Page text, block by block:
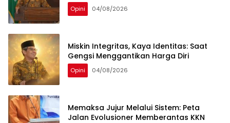
Opini 04/08/2026
Miskin Integritas, Kaya Identitas: Saat
Gengsi Menggantikan Harga Diri
Opini 04/08/2026
Memaksa Jujur Melalui Sistem: Peta
Jalan Evolusioner Memberantas KKN